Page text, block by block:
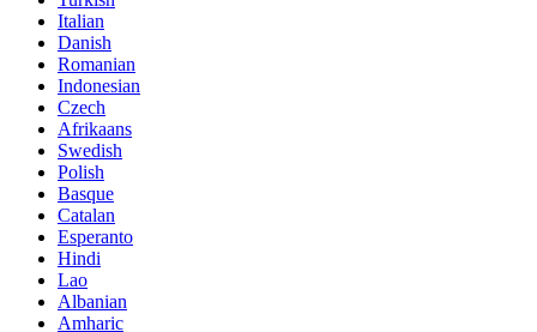
Italian
Danish
Romanian
Indonesian
Czech
Afrikaans
Swedish
Polish
Basque
Catalan
Esperanto
Hindi
Lao
Albanian
Amharic